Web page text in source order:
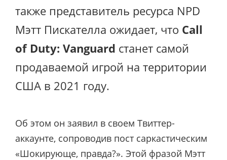
также представитель ресурса NPD
Мэтт Пискателла ожидает, что Call
of Duty: Vanguard станет самой
продаваемой игрой на территории
США в 2021 году.
Об этом он заявил в своем Твиттер-
аккаунте, сопроводив пост саркастическим
«Шокирующе, правда?». Этой фразой Мэтт